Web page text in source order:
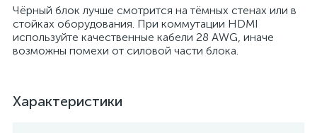
Чёрный блок лучше смотрится на тёмных стенах или в
стойках оборудования. При коммутации HDMI
используйте качественные кабели 28 AWG, иначе
возможны помехи от силовой части блока.
Характеристики